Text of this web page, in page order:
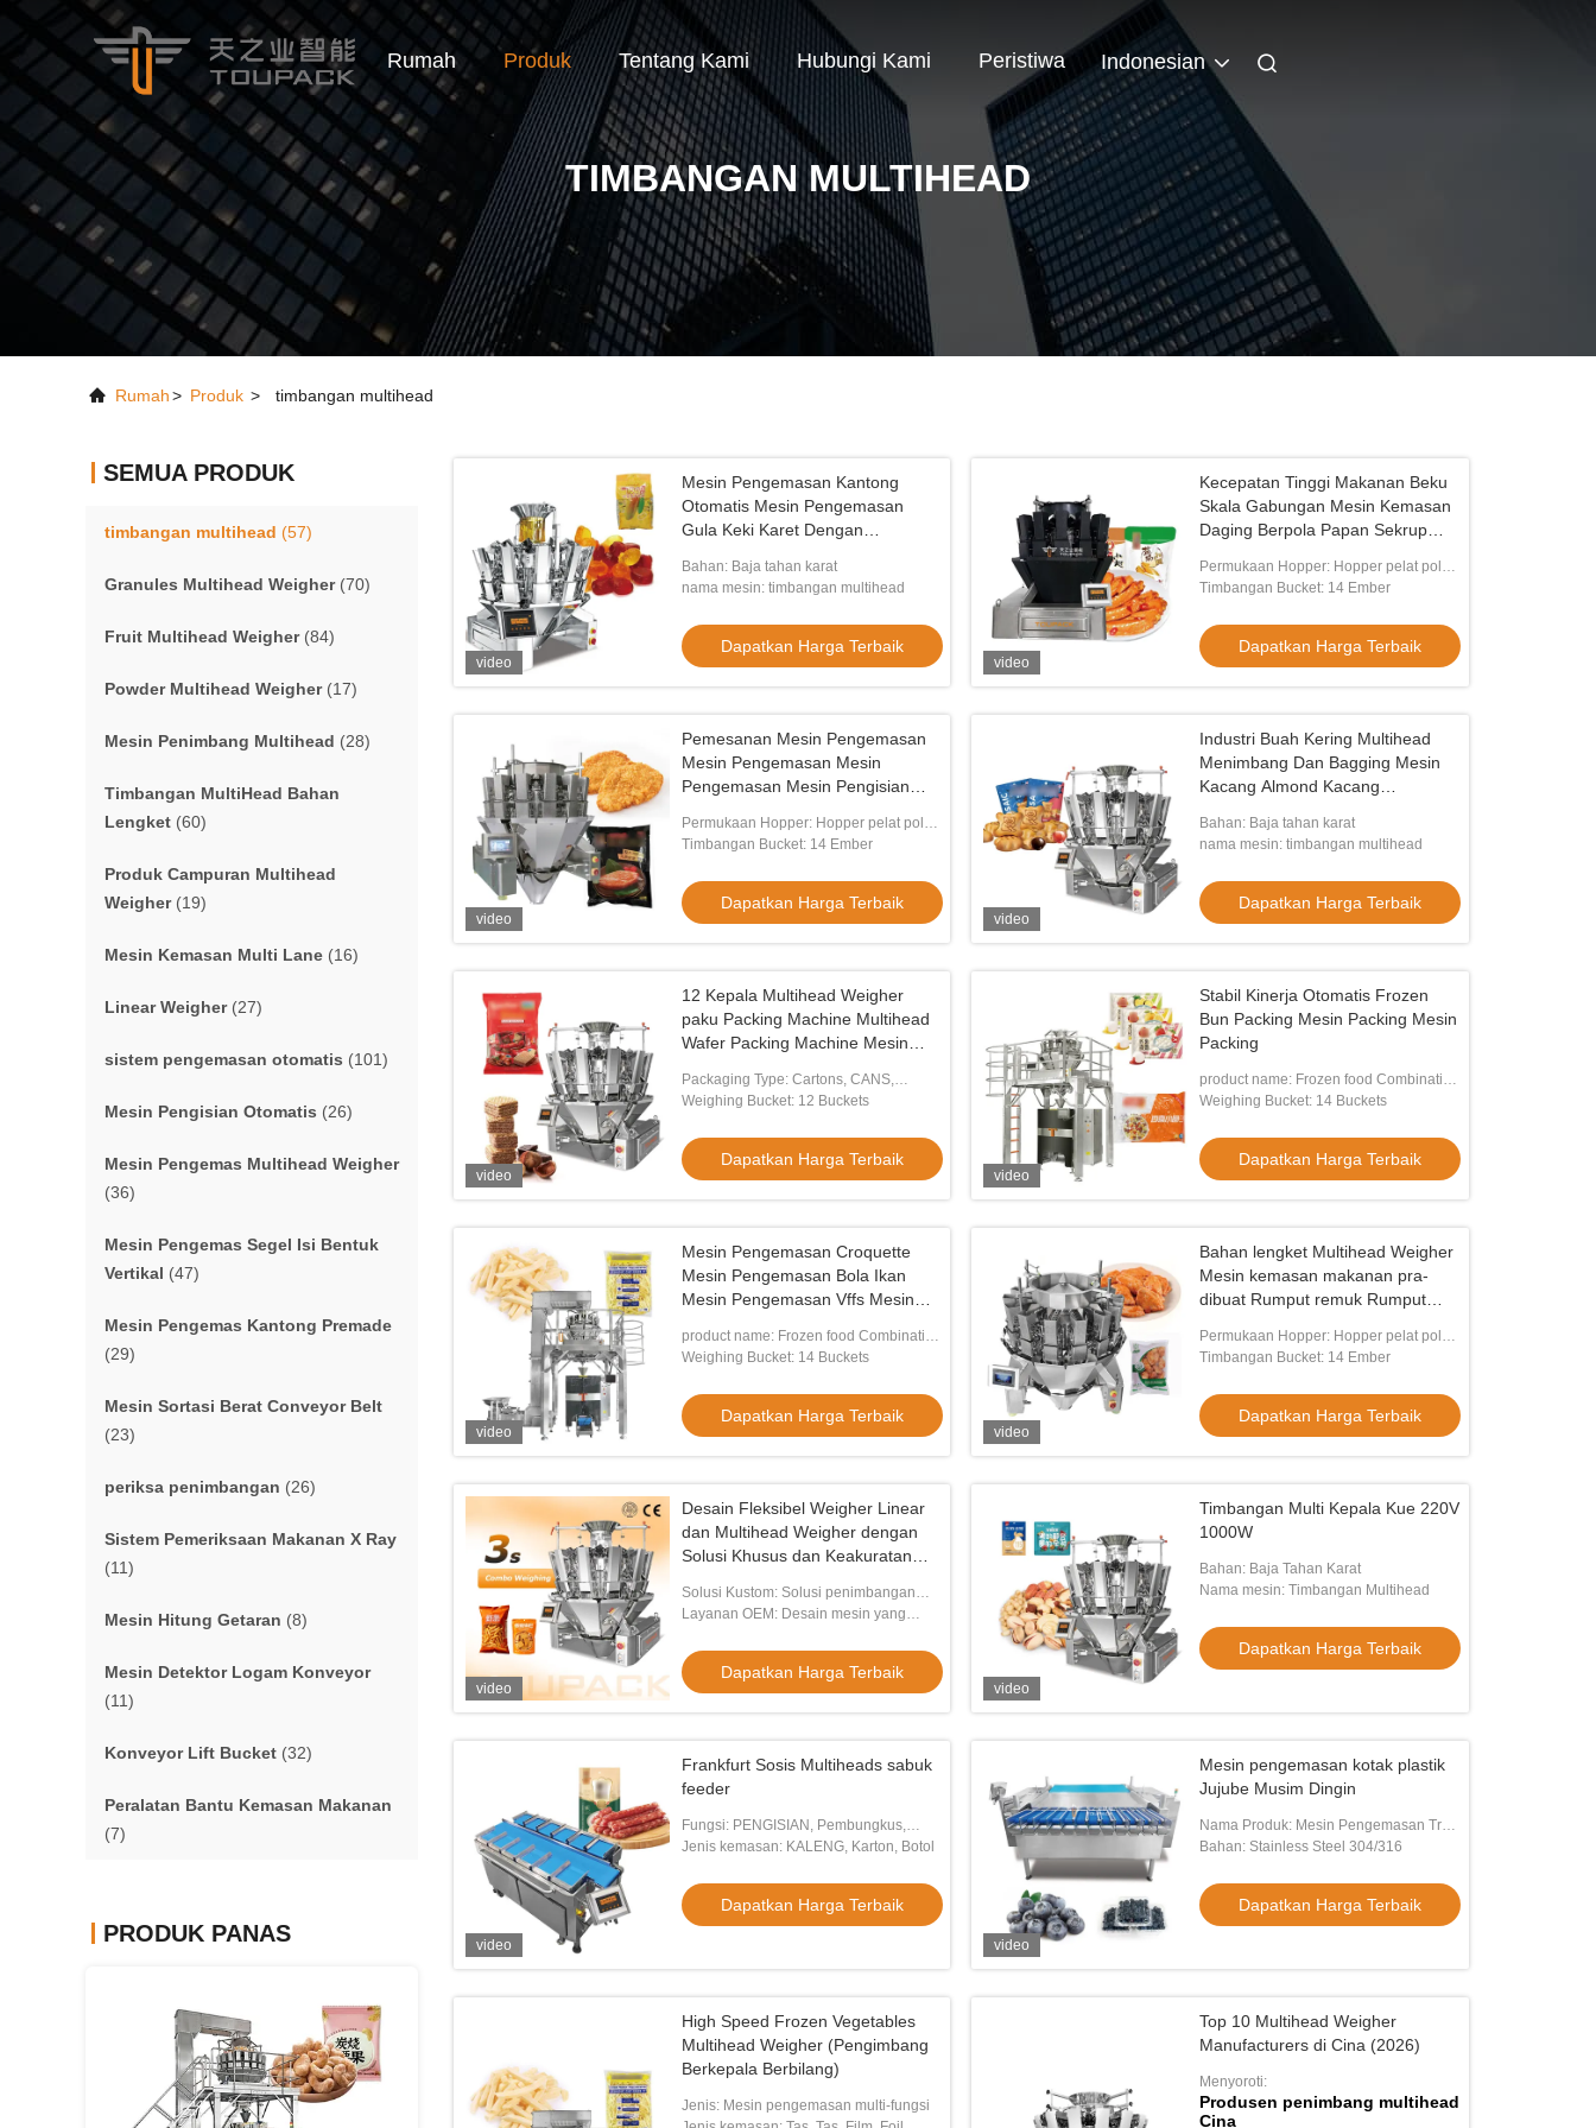
Rumah Produk Tentang Kami Hubungi Kami Peristiwa Indonesian
TIMBANGAN MULTIHEAD
Rumah> Produk > timbangan multihead
SEMUA PRODUK
timbangan multihead (57)
Granules Multihead Weigher(70)
Fruit Multihead Weigher(84)
Powder Multihead Weigher(17)
Mesin Penimbang Multihead (28)
Timbangan MultiHead Bahan
Lengket (60)
Produk Campuran Multihead
Weigher(19)
Mesin Kemasan Multi Lane (16)
Linear Weigher(27)
sistem pengemasan otomatis (101)
Mesin Pengisian Otomatis (26)
Mesin Pengemas Multihead Weigher
(36)
Mesin Pengemas Segel Isi Bentuk
Vertikal (47)
Mesin Pengemas Kantong Premade
(29)
Mesin Sortasi Berat Conveyor Belt
(23)
periksa penimbangan (26)
Sistem Pemeriksaan Makanan X Ray
(11)
Mesin Hitung Getaran (8)
Mesin Detektor Logam Konveyor
(11)
Konveyor Lift Bucket (32)
Peralatan Bantu Kemasan Makanan
(7)
PRODUK PANAS
video
Mesin Pengemasan Kantong
Otomatis Mesin Pengemasan
Gula Keki Karet Dengan
Bahan: Baja tahan karat
nama mesin: timbangan multihead
Dapatkan Harga Terbaik
video
Kecepatan Tinggi Makanan Beku
Skala Gabungan Mesin Kemasan
Daging Berpola Papan Sekrup
Permukaan Hopper: Hopper pelat polos/
Hopper pelat lesung pipit
Timbangan Bucket: 14 Ember
Dapatkan Harga Terbaik
video
Pemesanan Mesin Pengemasan
Mesin Pengemasan Mesin
Pengemasan Mesin Pengisian
Permukaan Hopper: Hopper pelat polos/
Hopper pelat lesung pipit
Timbangan Bucket: 14 Ember
Dapatkan Harga Terbaik
video
Industri Buah Kering Multihead
Menimbang Dan Bagging Mesin
Kacang Almond Kacang
Pengemasan
Bahan: Baja tahan karat
nama mesin: timbangan multihead
Dapatkan Harga Terbaik
video
12 Kepala Multihead Weigher
paku Packing Machine Multihead
Wafer Packing Machine Mesin
Packaging Type: Cartons, CANS,
Bottles, Stand-up Pouch, Bags, Film,
Weighing Bucket: 12 Buckets
Dapatkan Harga Terbaik
video
Stabil Kinerja Otomatis Frozen
Bun Packing Mesin Packing Mesin
Packing
product name: Frozen food Combination
Weigher
Weighing Bucket: 14 Buckets
Dapatkan Harga Terbaik
video
Mesin Pengemasan Croquette
Mesin Pengemasan Bola Ikan
Mesin Pengemasan Vffs Mesin
Pengemasan Machi
product name: Frozen food Combination
Weigher
Weighing Bucket: 14 Buckets
Dapatkan Harga Terbaik
video
Bahan lengket Multihead Weigher
Mesin kemasan makanan pra-
dibuat Rumput remuk Rumput
Permukaan Hopper: Hopper pelat polos/
Hopper pelat lesung pipit
Timbangan Bucket: 14 Ember
Dapatkan Harga Terbaik
video
Desain Fleksibel Weigher Linear
dan Multihead Weigher dengan
Solusi Khusus dan Keakuratan
Solusi Kustom: Solusi penimbangan
dan pengemasan yang disesuaikan
Layanan OEM: Desain mesin yang
Dapatkan Harga Terbaik
video
Timbangan Multi Kepala Kue 220V
1000W
Bahan: Baja Tahan Karat
Nama mesin: Timbangan Multihead
Dapatkan Harga Terbaik
video
Frankfurt Sosis Multiheads sabuk
feeder
Fungsi: PENGISIAN, Pembungkus,
Pembatasan, Penyegelan,
Jenis kemasan: KALENG, Karton, Botol
Dapatkan Harga Terbaik
video
Mesin pengemasan kotak plastik
Jujube Musim Dingin
Nama Produk: Mesin Pengemasan Tray
Sayuran Buah
Bahan: Stainless Steel 304/316
Dapatkan Harga Terbaik
High Speed Frozen Vegetables
Multihead Weigher (Pengimbang
Berkepala Berbilang)
Jenis: Mesin pengemasan multi-fungsi
Top 10 Multihead Weigher
Manufacturers di Cina (2026)
Menyoroti:
Produsen penimbang multihead
Cina